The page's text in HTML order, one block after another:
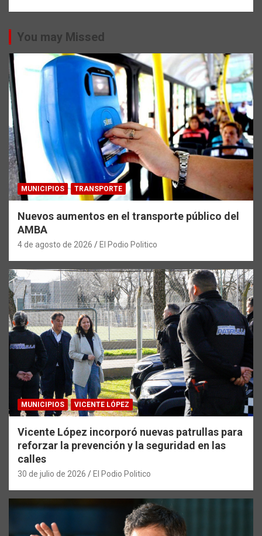
You may Missed
MUNICIPIOS TRANSPORTE
Nuevos aumentos en el transporte público del
AMBA
4 de agosto de 2026 El Podio Politico
MUNICIPIOS VICENTE LÓPEZ
Vicente López incorporó nuevas patrullas para
reforzar la prevención y la seguridad en las
calles
30 de julio de 2026 El Podio Politico